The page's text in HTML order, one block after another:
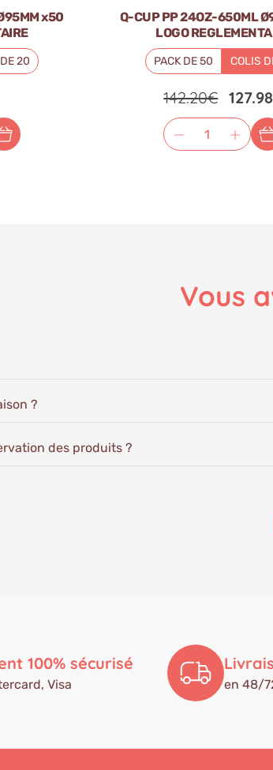
x50
20
Q-CUP PP 24OZ-650ML
LOGO
PACK DE 50 COLIS
142.20€
Vous
?
des produits ?
100% sécurisé
Visa en 48/